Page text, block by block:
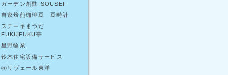
ガーデン創甦-SOUSEI‐
自家焙煎珈琲豆 豆時計
ステーキまつだ
FUKUFUKU亭
星野輪業
鈴木住宅設備サービス
㈱リヴェール東洋